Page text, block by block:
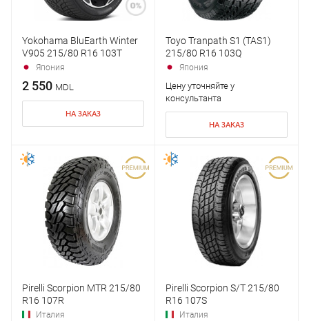
Yokohama BluEarth Winter
V905 215/80 R16 103T
Япония
2 550 MDL
НА ЗАКАЗ
Toyo Tranpath S1 (TAS1)
215/80 R16 103Q
Япония
Цену уточняйте у
консультанта
НА ЗАКАЗ
Pirelli Scorpion MTR 215/80
R16 107R
Италия
Pirelli Scorpion S/T 215/80
R16 107S
Италия